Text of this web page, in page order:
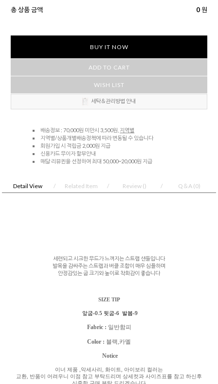
총 상품 금액 0 원
BUY IT NOW
ADD TO CART
WISH LIST
세탁＆관리방법 안내
배송정보 : 70,000원 미만시 3,500원, 지역별
지역별/상품개별배송정책에 따라 변동될 수 있습니다
회원가입 시 적립금 2,000원 지급
신용카드 무이자 할부안내
매달 리뷰퀸을 선정하여 최대 50,000~20,000원 지급
Detail View Related Item Review () Q＆A (0)
세련되고 시크한 무드가 느껴지는 스트랩 샌들입니다
발목을 감싸주는 스트랩과 버클 조합이 매우 심플하며
안정감있는 굽 크기와 높이로 착화감이 좋습니다
SIZE TIP
앞굽-0.5 뒷굽-6 발봅-9
Fabric : 일반함피
Color : 블랙,카멜
Notice
이너 제품 악세사리 화이트
아이보리 컬러는
교환 반품이 어려우니 이점 참고 부탁드리며 상세컷과 사이즈표를 참고 하신후